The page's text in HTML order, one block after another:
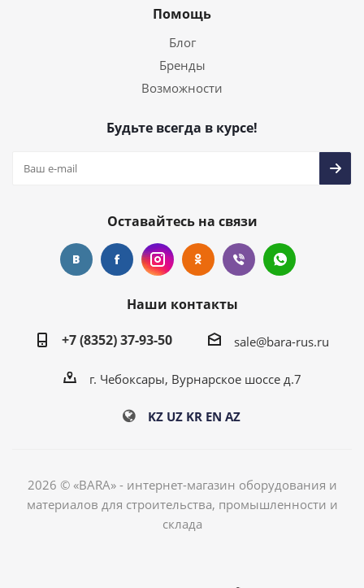
Помощь
Блог
Бренды
Возможности
Будьте всегда в курсе!
Оставайтесь на связи
Наши контакты
+7 (8352) 37-93-50
sale@bara-rus.ru
г. Чебоксары, Вурнарское шоссе д.7
KZ UZ KR EN AZ
2026 © «BARA» - интернет-магазин оборудования и
материалов для строительства, промышленности и
склада